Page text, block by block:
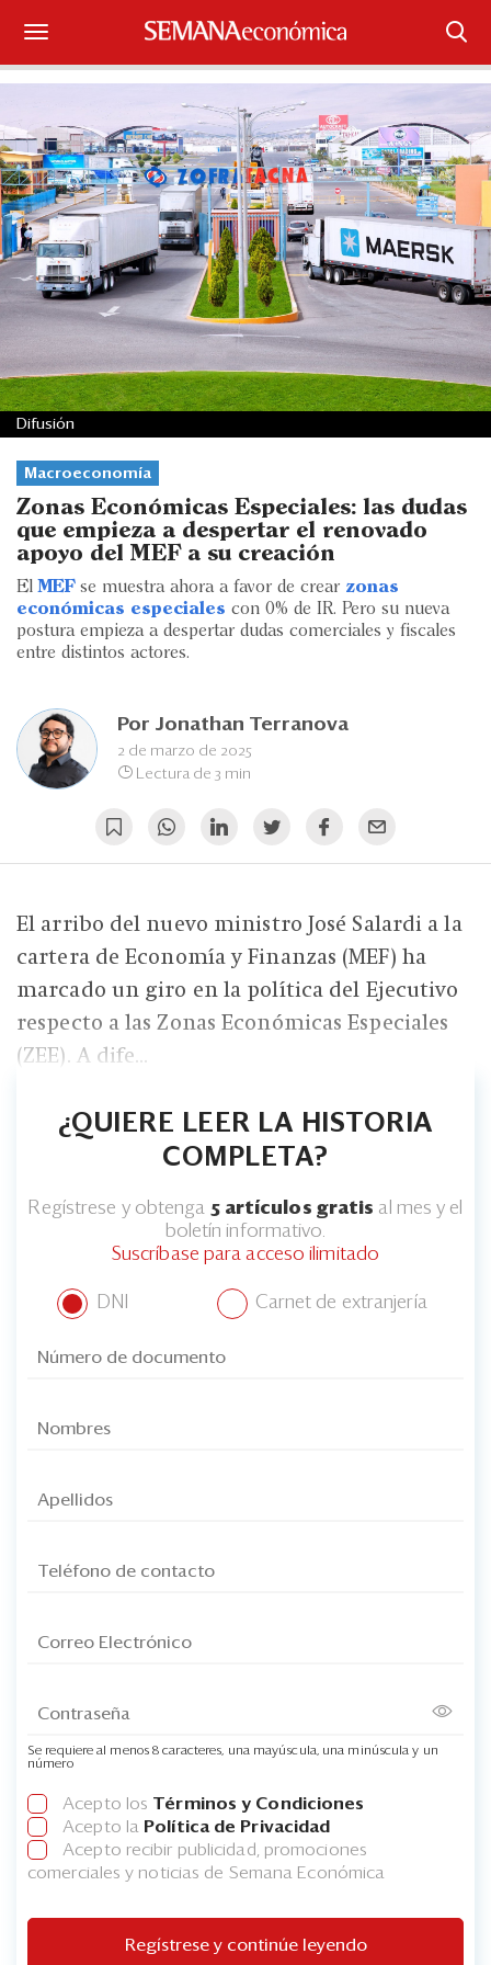
Suscríbase
Iniciar sesión
Portada
¿Qué está pasando?
Sectores y Empresas
Management
Economía y Finanzas
Legal y Política
Eventos
Blogs
Ranking CEO
Edición Impresa
Macroeconomía
Zonas Económicas Especiales: las dudas
que empieza a despertar el renovado
apoyo del MEF a su creación
El MEFse muestra ahora a favor de crear zonas
económicas especiales con 0% de IR. Pero su nueva
postura empieza a despertar dudas comerciales y fiscales
entre distintos actores.
Por Jonathan Terranova
2 de marzo de 2025
Lectura de 3 min
Difusión
El arribo del nuevo ministro José Salardi a la
cartera de Economía y Finanzas (MEF) ha
marcado un giro en la política del Ejecutivo
respecto a las Zonas Económicas Especiales
(ZEE). A dife...
¿QUIERE LEER LA HISTORIA
COMPLETA?
Regístrese y obtenga 5 artículos gratis al mes y el
boletín informativo.
Suscríbase para acceso ilimitado
DNI Carnet de extranjería
Se requiere al menos 8 caracteres, una mayúscula, una minúscula y un
número
Acepto los Términos y Condiciones
Acepto la Política de Privacidad
Acepto recibir publicidad, promociones
comerciales y noticias de Semana Económica
Regístrese y continúe leyendo